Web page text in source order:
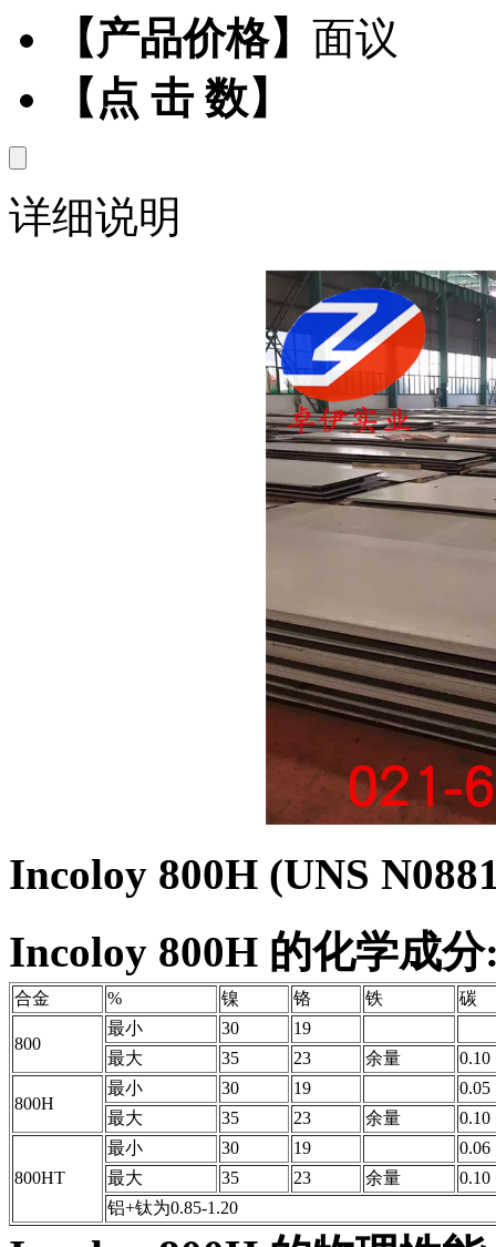
【产品价格】 面议
【点 击 数】
详细说明
Incoloy 800H (UNS
Incoloy 800H 的化学成
合金 % 镍 铬 铁 碳
800
最小 30
19
最大
35 23 余量 0.10
800H
最小 30 19
0.05
最大
35 23 余量 0.10
800HT
最小 30 19
0.06
最大
35 23 余量
0.10
铝+钛为0.85-1.20